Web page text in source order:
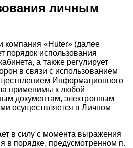
личным
«Huter» (далее
порядок использования
а также регулирует
в связи с использованием
Информационного
применимы к любой
документам, электронным
осуществляется в Личном
в силу с момента выражения
в порядке, предусмотренном п.